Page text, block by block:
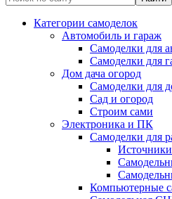
Категории самоделок
Автомобиль и гараж
Самоделки для
Самоделки для
Дом дача огород
Самоделки для
Сад и огород
Строим сами
Электроника и ПК
Самоделки для
Компьютерные